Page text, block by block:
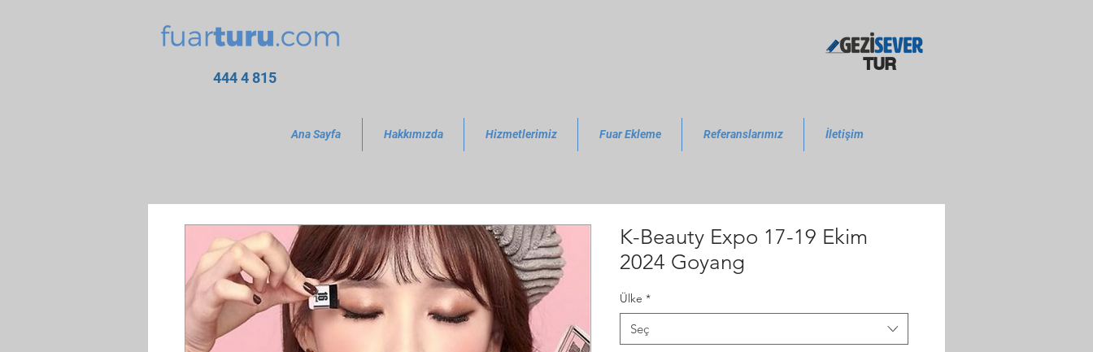
444 4 815
TUR
Ana Sayfa Hakkımızda Hizmetlerimiz Fuar Ekleme Referanslarımız İletişim
K-Beauty Expo 17-19 Ekim
2024 Goyang
Ülke *
Seç